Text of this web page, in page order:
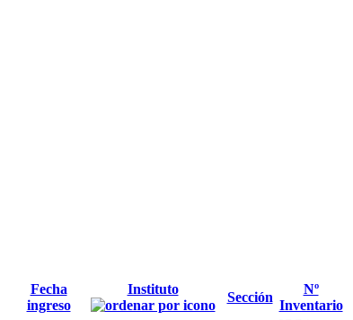
Fecha
ingreso
Instituto
Sección
Nº
Inventario